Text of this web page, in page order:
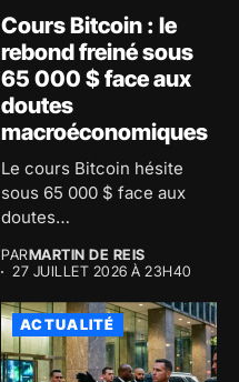
Cours Bitcoin : le
rebond freiné sous
65 000 $ face aux
doutes
macroéconomiques
Le cours Bitcoin hésite
sous 65 000 $ face aux
doutes
PARMARTIN DE REIS
27 JUILLET 2026 À 23H40
ACTUALITÉ